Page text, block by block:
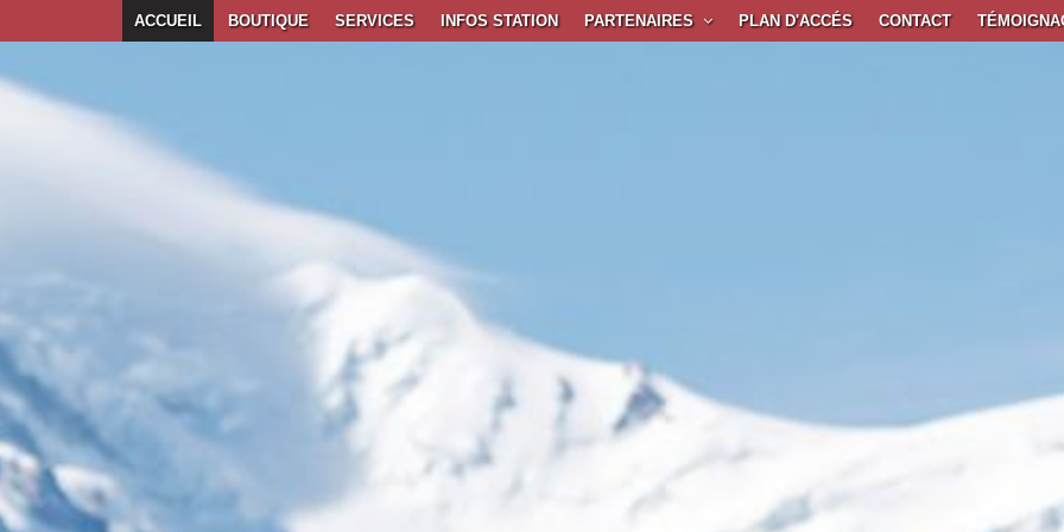
ACCUEIL BOUTIQUE SERVICES INFOS STATION PARTENAIRES PLAN D'ACCÉS CONTACT